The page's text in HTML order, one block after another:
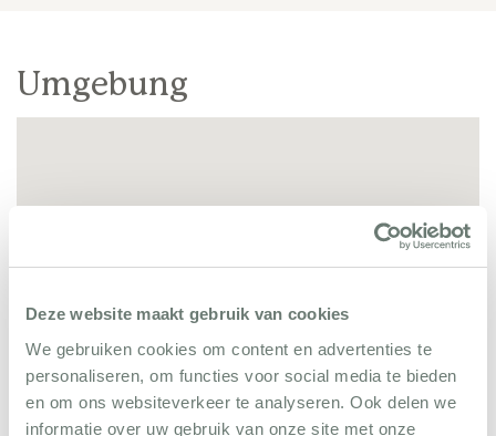
Deze website maakt gebruik van cookies
We gebruiken cookies om content en advertenties te
personaliseren, om functies voor social media te bieden
en om ons websiteverkeer te analyseren. Ook delen we
informatie over uw gebruik van onze site met onze
Umgebung
Sainte-Maxime ist ein lebhafter Ferienort am Golf